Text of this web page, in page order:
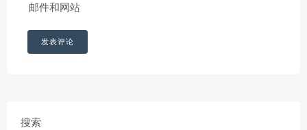
邮件和网站
搜索